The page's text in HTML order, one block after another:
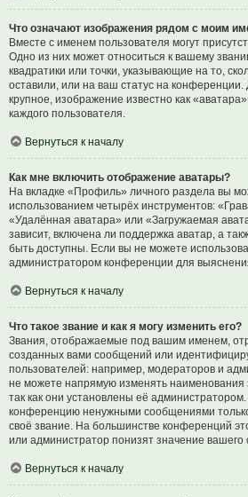
Что означают изображения рядом с моим
Вместе с именем пользователя могут
Одно из них может относиться к вашему
квадратики или точки, указывающие на то,
оставили, или на ваш статус на конференции.
крупное, изображение известно как
каждого пользователя.
Вернуться к началу
Как мне включить отображение аватары?
На вкладке «Профиль» личного раздела вы
использованием четырёх инструментов:
«Удалённая аватара» или «Загружаемая
зависит, включена ли поддержка аватар, а
быть доступны. Если вы не можете
администратором конференции для
Вернуться к началу
Что такое звание и как я могу изменить его?
Звания, отображаемые под вашим именем,
созданных вами сообщений или
пользователей: например, модераторов и
не можете напрямую изменять наименования
так как они установлены её
конференцию ненужными сообщениями
своё звание. На большинстве конференций
или администратор понизят значение вашего
Вернуться к началу